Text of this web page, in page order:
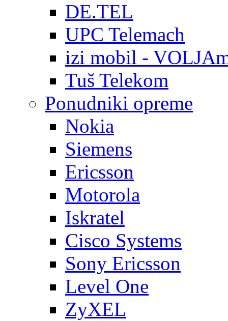
DE.TEL
UPC Telemach
izi mobil -
Tuš Telekom
Ponudniki opreme
Nokia
Siemens
Ericsson
Motorola
Iskratel
Cisco Systems
Sony Ericsson
Level One
ZyXEL